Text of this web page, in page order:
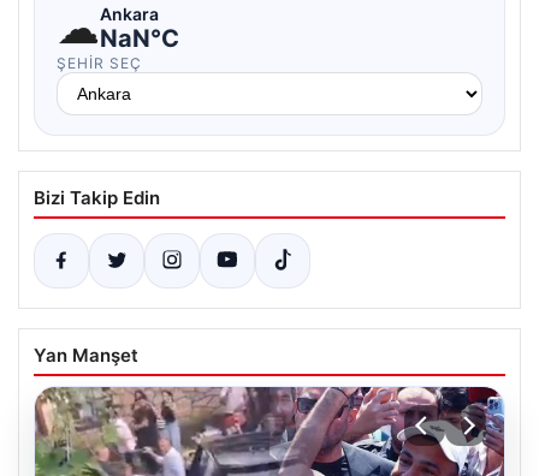
☁Ankara
NaN°C
ŞEHIR SEÇ
Bizi Takip Edin
Yan Manşet